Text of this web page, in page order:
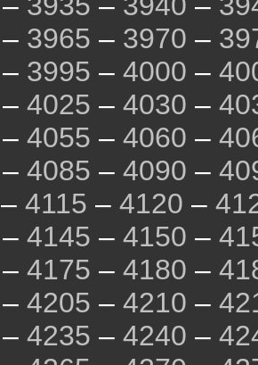
– 3965 – 3970 –
– 3995 – 4000 –
– 4025 – 4030 –
– 4055 – 4060 –
– 4085 – 4090 –
– 4115 – 4120 –
– 4145 – 4150 –
– 4175 – 4180 –
– 4205 – 4210 –
– 4235 – 4240 –